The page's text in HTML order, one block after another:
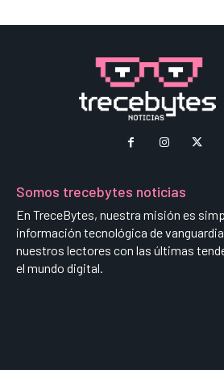
Somos trecebytes noticias
En TreceBytes, nuestra misión es
información tecnológica de
nuestros lectores con las últimas
el mundo digital.